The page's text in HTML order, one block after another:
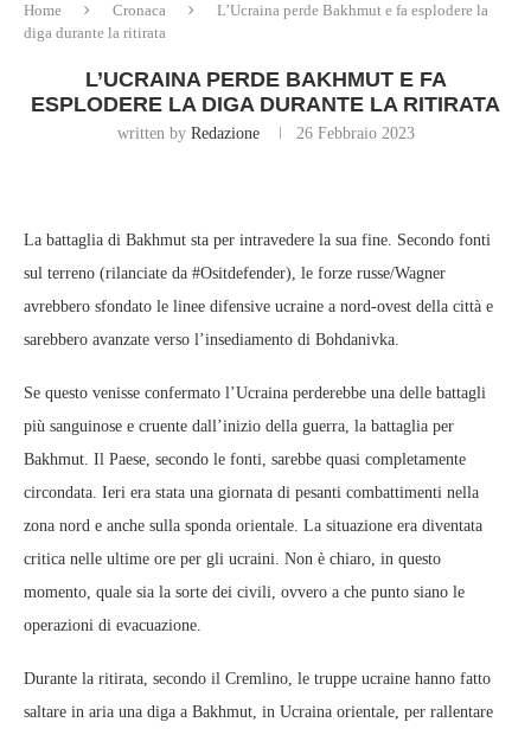
Home Cronaca
L’Ucraina perde Bakhmut e fa esplodere la
diga durante la ritirata
L’UCRAINA PERDE BAKHMUT E FA
ESPLODERE LA DIGA DURANTE LA RITIRATA
written by Redazione 26 Febbraio 2023
La battaglia di Bakhmut sta per intravedere la sua fine. Secondo fonti
sul terreno (rilanciate da #Ositdefender), le forze russe/Wagner
avrebbero sfondato le linee difensive ucraine a nord-ovest della città e
sarebbero avanzate verso l’insediamento di Bohdanivka.
Se questo venisse confermato l’Ucraina perderebbe una delle battagli
più sanguinose e cruente dall’inizio della guerra, la battaglia per
Bakhmut. Il Paese, secondo le fonti, sarebbe quasi completamente
circondata. Ieri era stata una giornata di pesanti combattimenti nella
zona nord e anche sulla sponda orientale. La situazione era diventata
critica nelle ultime ore per gli ucraini. Non è chiaro, in questo
momento, quale sia la sorte dei civili, ovvero a che punto siano le
operazioni di evacuazione.
Durante la ritirata, secondo il Cremlino, le truppe ucraine hanno fatto
saltare in aria una diga a Bakhmut, in Ucraina orientale, per rallentare